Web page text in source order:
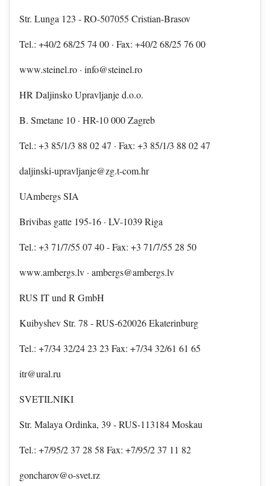
Str. Lunga 123 - RO-507055 Cristian-Brasov
Tel.: +40/2 68/25 74 00 · Fax: +40/2 68/25 76 00
www.steinel.ro · info@steinel.ro
HR Daljinsko Upravljanje d.o.o.
B. Smetane 10 · HR-10 000 Zagreb
Tel.: +3 85/1/3 88 02 47 · Fax: +3 85/1/3 88 02 47
daljinski-upravljanje@zg.t-com.hr
UAmbergs SIA
Brivibas gatte 195-16 · LV-1039 Riga
Tel.: +3 71/7/55 07 40 - Fax: +3 71/7/55 28 50
www.ambergs.lv · ambergs@ambergs.lv
RUS IT und R GmbH
Kuibyshev Str. 78 - RUS-620026 Ekaterinburg
Tel.: +7/34 32/24 23 23 Fax: +7/34 32/61 61 65
itr@ural.ru
SVETILNIKI
Str. Malaya Ordinka, 39 - RUS-113184 Moskau
Tel.: +7/95/2 37 28 58 Fax: +7/95/2 37 11 82
goncharov@o-svet.rz